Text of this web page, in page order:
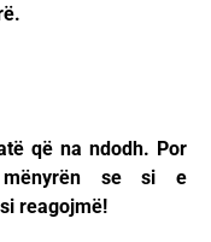
që na ndodh. Por
mënyrën se si e
reagojmë!